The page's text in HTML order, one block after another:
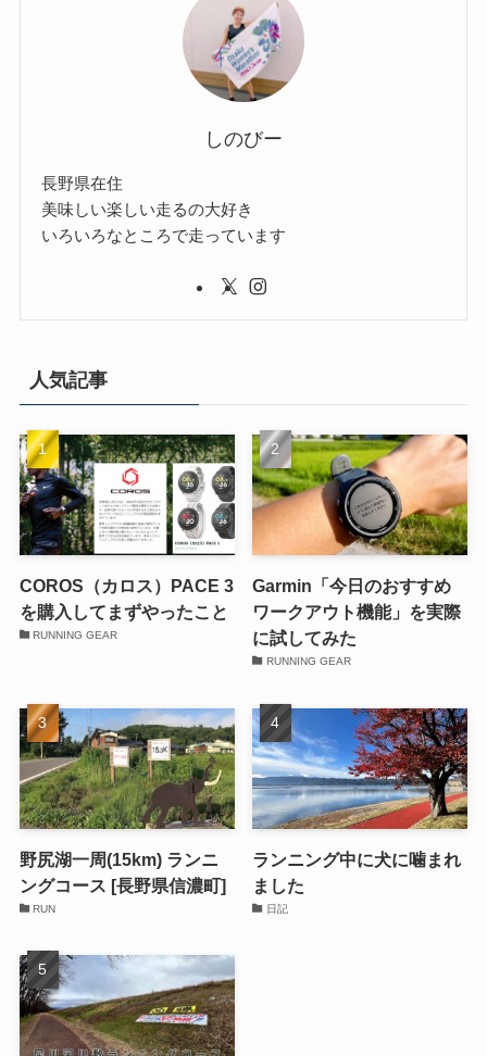
しのびー
長野県在住
美味しい楽しい走るの大好き
いろいろなところで走っています
人気記事
COROS（カロス）PACE 3
を購入してまずやったこと
RUNNING GEAR
Garmin「今日のおすすめ
ワークアウト機能」を実際
に試してみた
RUNNING GEAR
野尻湖一周(15km) ランニ
ングコース [長野県信濃町]
RUN
ランニング中に犬に噛まれ
ました
日記